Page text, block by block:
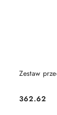
Zestaw
Cena:
362.62